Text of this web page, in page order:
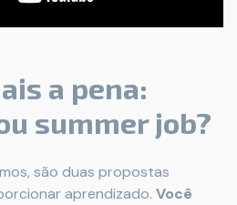
a pena:
summer job?
são duas propostas
aprendizado. Você